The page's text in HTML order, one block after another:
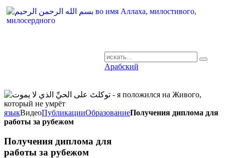
Арабский
языкВидеоПубликацииОбразованиеПолучения диплома для
работы за рубежом
Получения диплома для
работы за рубежом